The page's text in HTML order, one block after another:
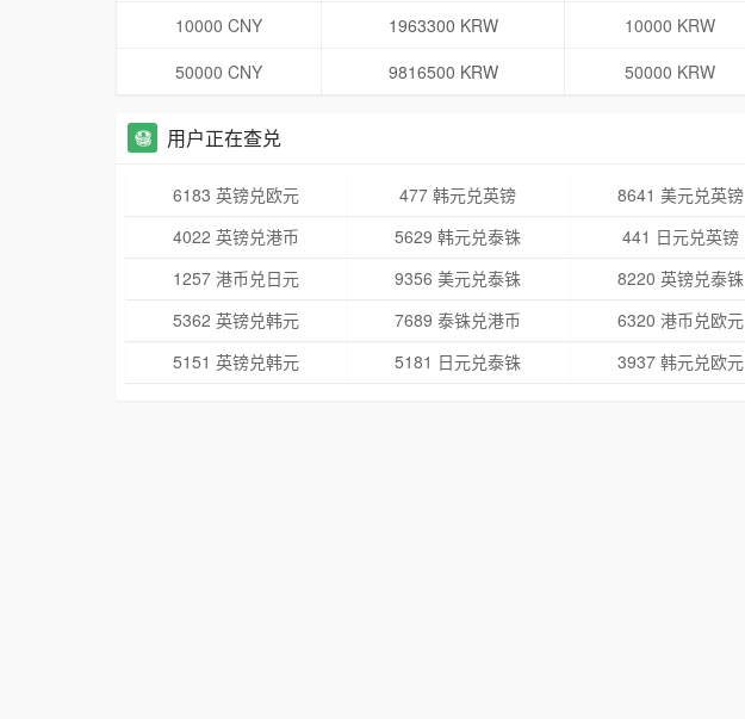
10000 CNY
1963300 KRW 10000 KRW
50000 CNY
9816500 KRW 50000 KRW
用户正在查兑
6183 英镑兑欧元 477 韩元兑英镑 8641 美元兑英镑
4022 英镑兑港币
5629 韩元兑泰铢 441 日元兑英镑
1257 港币兑日元
9356 美元兑泰铢 8220 英镑兑泰铢
5362 英镑兑韩元
7689 泰铢兑港币 6320 港币兑欧元
5151 英镑兑韩元
5181 日元兑泰铢 3937 韩元兑欧元